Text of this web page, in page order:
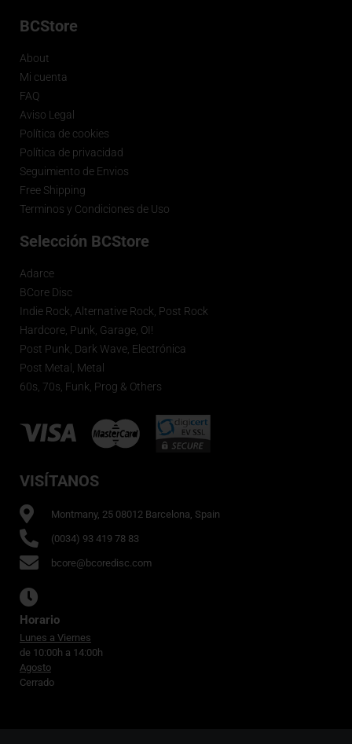
BCStore
About
Mi cuenta
FAQ
Aviso Legal
Política de cookies
Política de privacidad
Seguimiento de Envios
Free Shipping
Terminos y Condiciones de Uso
Selección BCStore
Adarce
BCore Disc
Indie Rock, Alternative Rock, Post Rock
Hardcore, Punk, Garage, OI!
Post Punk, Dark Wave, Electrónica
Post Metal, Metal
60s, 70s, Funk, Prog & Others
VISÍTANOS
Montmany, 25 08012 Barcelona, Spain
(0034) 93 419 78 83
bcore@bcoredisc.com
Horario
Lunes a Viernes
de 10:00h a 14:00h
Agosto
Cerrado